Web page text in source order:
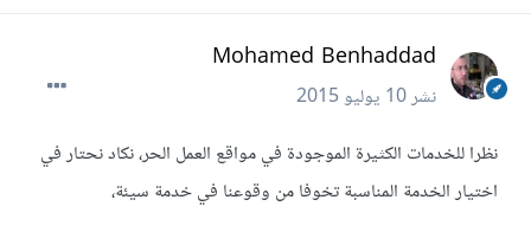
Mohamed Benhaddad
نشر10 يوليو 2015
نظرا للخدمات الكثيرة الموجودة في مواقع العمل الحر، نكاد نحتار في
اختيار الخدمة المناسبة تخوفا من وقوعنا في خدمة سيئة،